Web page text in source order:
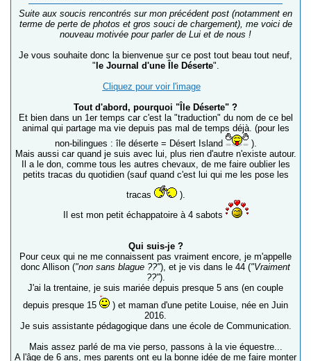
Suite aux soucis rencontrés sur mon précédent post (notamment en
terme de perte de photos et gros souci de chargement), me voici de
nouveau motivée pour parler de Lui et de nous !
Je vous souhaite donc la bienvenue sur ce post tout beau tout neuf,
" le Journal d'une Île Déserte".
Cliquez pour voir l'image
Tout d'abord, pourquoi "Île Déserte" ?
Et bien dans un 1er temps car c'est la "traduction" du nom de ce bel
animal qui partage ma vie depuis pas mal de temps déjà. (pour les
non-bilingues : île déserte = Désert Island
).
Mais aussi car quand je suis avec lui, plus rien d'autre n'existe autour.
Il a le don, comme tous les autres chevaux, de me faire oublier les
petits tracas du quotidien (sauf quand c'est lui qui me les pose les
tracas
).
Il est mon petit échappatoire à 4 sabots
Qui suis-je ?
Pour ceux qui ne me connaissent pas vraiment encore, je m'appelle
donc Allison ("non sans blague ??"), et je vis dans le 44 ("Vraiment
??").
J'ai la trentaine, je suis mariée depuis presque 5 ans (en couple
depuis presque 15
) et maman d'une petite Louise, née en Juin
2016.
Je suis assistante pédagogique dans une école de Communication.
Mais assez parlé de ma vie perso, passons à la vie équestre...
A l'âge de 6 ans, mes parents ont eu la bonne idée de me faire monter